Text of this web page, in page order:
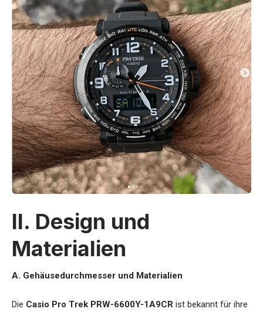
II. Design und
Materialien
A. Gehäusedurchmesser und Materialien
Die Casio Pro Trek PRW-6600Y-1A9CR ist bekannt für ihre